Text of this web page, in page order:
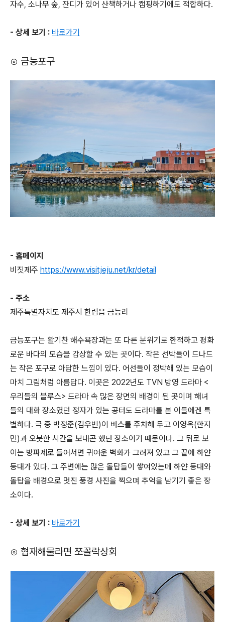
자수, 소나무 숲, 잔디가 있어 산책하거나 캠핑하기에도 적합하다.
- 상세 보기 : 바로가기
⊙ 금능포구
- 홈페이지
비짓제주 https://www.visitjeju.net/kr/detail
- 주소
제주특별자치도 제주시 한림읍 금능리
금능포구는 활기찬 해수욕장과는 또 다른 분위기로 한적하고 평화
로운 바다의 모습을 감상할 수 있는 곳이다. 작은 선박들이 드나드
는 작은 포구로 아담한 느낌이 있다. 어선들이 정박해 있는 모습이
마치 그림처럼 아름답다. 이곳은 2022년도 TVN 방영 드라마 <
우리들의 블루스> 드라마 속 많은 장면의 배경이 된 곳이며 해녀
들의 대화 장소였던 정자가 있는 공터도 드라마를 본 이들에겐 특
별하다. 극 중 박정준(김우빈)이 버스를 주차해 두고 이영옥(한지
민)과 오붓한 시간을 보내곤 했던 장소이기 때문이다. 그 뒤로 보
이는 방파제로 들어서면 귀여운 벽화가 그려져 있고 그 끝에 하얀
등대가 있다. 그 주변에는 많은 돌탑들이 쌓여있는데 하얀 등대와
돌탑을 배경으로 멋진 풍경 사진을 찍으며 추억을 남기기 좋은 장
소이다.
- 상세 보기 : 바로가기
⊙ 협재해물라면 쪼꼴락상회